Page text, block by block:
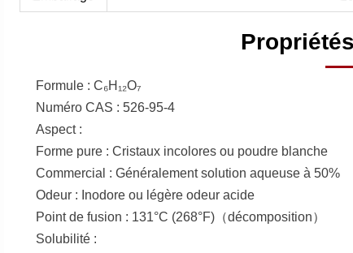
Formule : C₆H₁₂O₇
Numéro CAS : 526-95-4
Aspect :
Forme pure : Cristaux incolores ou poudre blanche
Commercial : Généralement solution aqueuse à 50%
Odeur : Inodore ou légère odeur acide
Point de fusion : 131°C (268°F)（décomposition）
Solubilité :